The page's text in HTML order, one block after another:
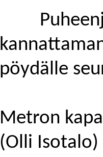
pöydälle
Metron
(Olli Isotalo)